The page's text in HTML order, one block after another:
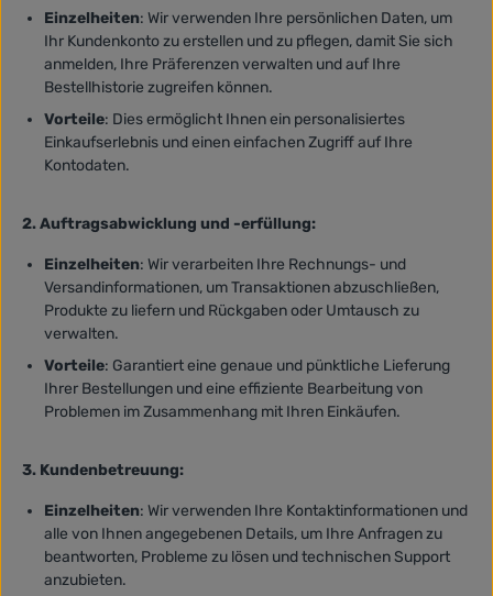
Einzelheiten: Wir verwenden Ihre persönlichen Daten, um
Ihr Kundenkonto zu erstellen und zu pflegen, damit Sie sich
anmelden, Ihre Präferenzen verwalten und auf Ihre
Bestellhistorie zugreifen können.
Vorteile: Dies ermöglicht Ihnen ein personalisiertes
Einkaufserlebnis und einen einfachen Zugriff auf Ihre
Kontodaten.
2. Auftragsabwicklung und -erfüllung:
Einzelheiten: Wir verarbeiten Ihre Rechnungs- und
Versandinformationen, um Transaktionen abzuschließen,
Produkte zu liefern und Rückgaben oder Umtausch zu
verwalten.
Vorteile: Garantiert eine genaue und pünktliche Lieferung
Ihrer Bestellungen und eine effiziente Bearbeitung von
Problemen im Zusammenhang mit Ihren Einkäufen.
3. Kundenbetreuung:
Einzelheiten: Wir verwenden Ihre Kontaktinformationen und
alle von Ihnen angegebenen Details, um Ihre Anfragen zu
beantworten, Probleme zu lösen und technischen Support
anzubieten.